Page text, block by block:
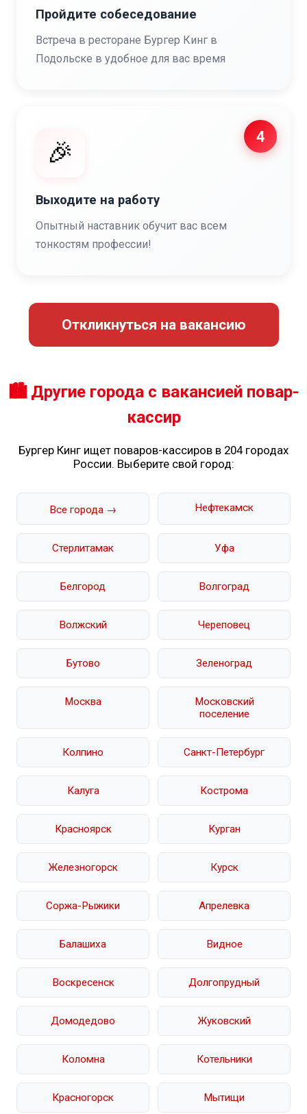
Пройдите собеседование
Встреча в ресторане Бургер Кинг в
Подольске в удобное для вас время
4
🎉
Выходите на работу
Опытный наставник обучит вас всем
тонкостям профессии!
Откликнуться на вакансию
🏙️ Другие города с вакансией повар-
кассир
Бургер Кинг ищет поваров-кассиров в 204 городах
России. Выберите свой город:
Все города → Нефтекамск
Стерлитамак Уфа
Белгород Волгоград
Волжский Череповец
Бутово Зеленоград
Москва
Московский
поселение
Колпино Санкт-Петербург
Калуга Кострома
Красноярск Курган
Железногорск Курск
Соржа-Рыжики Апрелевка
Балашиха Видное
Воскресенск Долгопрудный
Домодедово Жуковский
Коломна Котельники
Красногорск Мытищи